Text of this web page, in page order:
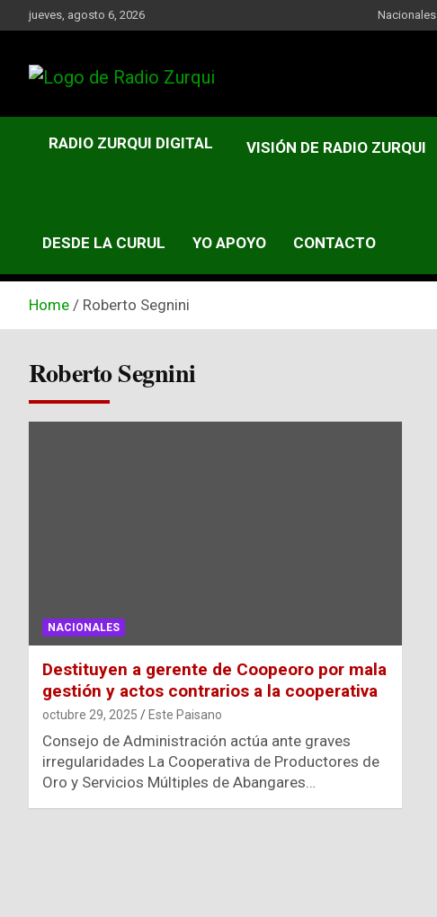
to
jueves, agosto 6, 2026 Nacionales
Radio Zurqui
RADIO ZURQUI DIGITAL VISIÓN DE RADIO ZURQUI
DESDE LA CURUL YO APOYO CONTACTO
Home Roberto Segnini
Roberto Segnini
NACIONALES
Destituyen a gerente de Coopeoro por mala
gestión y actos contrarios a la cooperativa
octubre 29, 2025 Este Paisano
Consejo de Administración actúa ante graves
irregularidades La Cooperativa de Productores de
Oro y Servicios Múltiples de Abangares…